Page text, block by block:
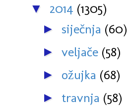
▼ 2014 (1305)
► siječnja (60)
► veljače (58)
► ožujka (68)
► travnja (58)